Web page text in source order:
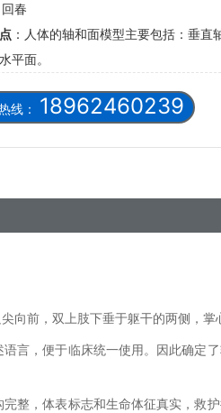
回春
：人体的轴和面模型主要包括：垂
平面。
线： 18962460239
向前，双上肢下垂于躯干的两侧，掌
言，便于临床统一使用。因此确定
整，体表标志和生命体征真实，救